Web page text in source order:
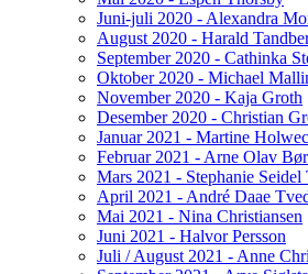
Juni-juli 2020 - Alexandra
August 2020 - Harald
September 2020 - Cathinka
Oktober 2020 - Michael
November 2020 - Kaja Groth
Desember 2020 - Christian
Januar 2021 - Martine
Februar 2021 - Arne Olav
Mars 2021 - Stephanie
April 2021 - André Daae
Mai 2021 - Nina Christiansen
Juni 2021 - Halvor Persson
Juli / August 2021 - Anne